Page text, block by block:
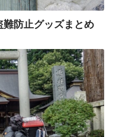
防止グッズまとめ